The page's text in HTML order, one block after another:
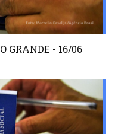
GRANDE - 16/06